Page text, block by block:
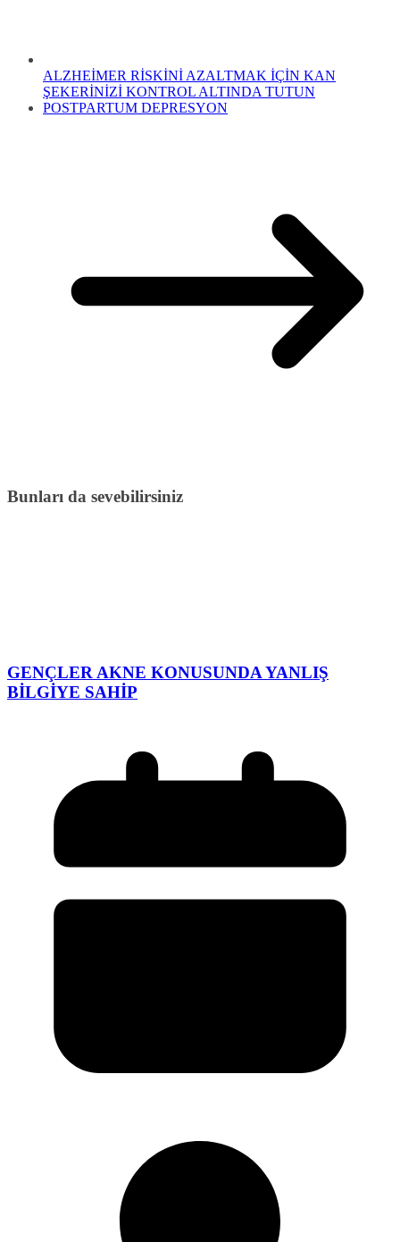
ALZHEİMER RİSKİNİ AZALTMAK İÇİN KAN
ŞEKERİNİZİ KONTROL ALTINDA TUTUN
POSTPARTUM DEPRESYON
Bunları da sevebilirsiniz
GENÇLER AKNE KONUSUNDA YANLIŞ
BİLGİYE SAHİP